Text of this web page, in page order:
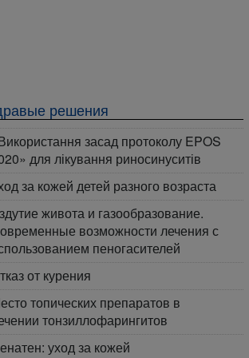
решения
засад протоколу EPOS
для лікування риносинуситів
за кожей детей разного возраста
живота и газообразование.
возможности лечения с
пеногасителей
от курения
топических препаратов в
тонзиллофарингитов
уход за кожей